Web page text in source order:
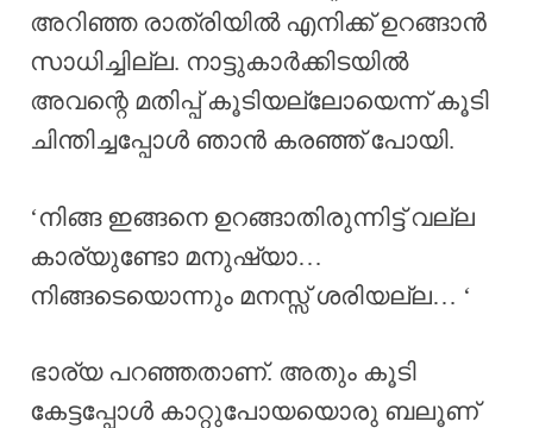
അറിഞ്ഞ രാത്രിയിൽ എനിക്ക് ഉറങ്ങാൻ
സാധിച്ചില്ല. നാട്ടുകാർക്കിടയിൽ
അവന്റെ മതിപ്പ് കൂടിയല്ലോയെന്ന് കൂടി
ചിന്തിച്ചപ്പോൾ ഞാൻ കരഞ്ഞ് പോയി.
‘നിങ്ങ ഇങ്ങനെ ഉറങ്ങാതിരുന്നിട്ട് വല്ല
കാര്യുണ്ടോ മനുഷ്യാ…
നിങ്ങടെയൊന്നും മനസ്സ് ശരിയല്ല… ‘
ഭാര്യ പറഞ്ഞതാണ്. അതും കൂടി
കേട്ടപ്പോൾ കാറ്റുപോയയൊരു ബലൂണ്